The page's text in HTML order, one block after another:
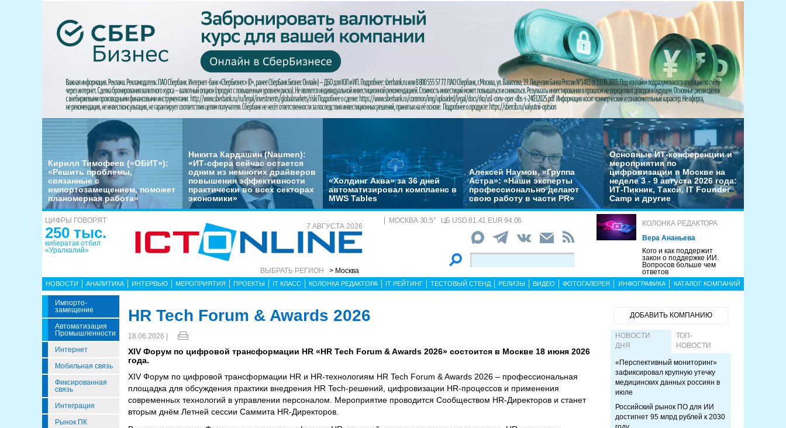
Кирилл Тимофеев («ОБИТ»):
«Решить проблемы,
связанные с
импортозамещением, поможет
планомерная работа»
Никита Кардашин (Naumen):
«ИТ-сфера сейчас остается
одним из немногих драйверов
повышения эффективности
практически во всех секторах
экономики»
«Холдинг Аква» за 36 дней
автоматизировал комплаенс в
MWS Tables
Алексей Наумов, «Группа
Астра»: «Наши эксперты
профессионально делают
свою работу в части PR»
Основные ИТ-конференции и
мероприятия по
цифровизации в Москве на
неделе 3 - 9 августа 2026 года:
ИТ-Пикник, Такси, IT Founder
Camp и другие
ЦИФРЫ ГОВОРЯТ
250 тыс.
кибератак отбил
«Уралкалий»
7 АВГУСТА 2026
ВЫБРАТЬ РЕГИОН > Москва
МОСКВА 30.5° ЦБ USD 81.41 EUR 94.06
КОЛОНКА РЕДАКТОРА
Вера Ананьева
Кого и как поддержит
закон о поддержке ИИ.
Вопросов больше чем
ответов
НОВОСТИ АНАЛИТИКА ИНТЕРВЬЮ МЕРОПРИЯТИЯ ПРОЕКТЫ IT КЛАСС КОЛОНКА РЕДАКТОРА IT РЕЙТИНГ ТЕСТОВЫЙ СТЕНД РЕЛИЗЫ ВИДЕО ФОТОГАЛЕРЕЯ ИНФОГРАФИКА КАТАЛОГ КОМПАНИЙ
Импорто­
Замещение
Автоматизация
Промышленности
Интернет
Мобильная связь
Фиксированная
связь
Интеграция
Рынок ПК
HR Tech Forum & Awards 2026
18.06.2026 |
XIV Форум по цифровой трансформации HR «HR Tech Forum & Awards 2026» состоится в Москве 18 июня 2026
года.
XIV Форум по цифровой трансформации HR и HR-технологиям HR Tech Forum & Awards 2026 – профессиональная
площадка для обсуждения практики внедрения HR Tech-решений, цифровизации HR-процессов и применения
современных технологий в управлении персоналом. Мероприятие проводится Сообществом HR-Директоров и станет
вторым днём Летней сессии Саммита HR-Директоров.
ДОБАВИТЬ КОМПАНИЮ
НОВОСТИ
ДНЯ
ТОП-
НОВОСТИ
«Перспективный мониторинг»
зафиксировал крупную утечку
медицинских данных россиян в
июле
Российский рынок ПО для ИИ
достигнет 95 млрд рублей к 2030